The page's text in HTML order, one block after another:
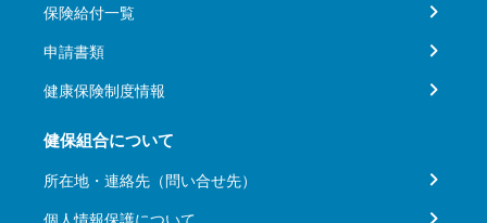
保険給付一覧
申請書類
健康保険制度情報
健保組合について
所在地・連絡先（問い合せ先）
個人情報保護について